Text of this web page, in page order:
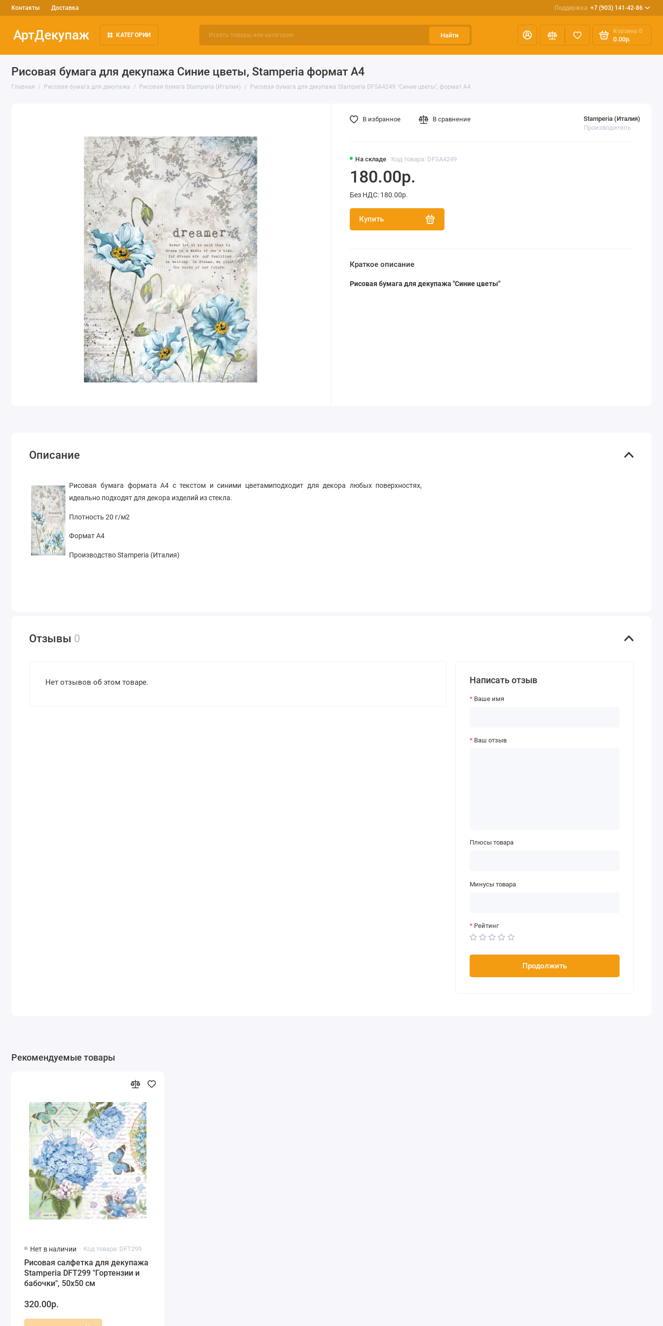
Контакты Доставка Поддержка +7 (903) 141-42-86
АртДекупаж КАТЕГОРИИ Найти
Корзина 0
0.00р.
Рисовая бумага для декупажа Синие цветы, Stamperia формат А4
Главная Рисовая бумага для декупажа Рисовая бумага Stamperia (Италия) Рисовая бумага для декупажа Stamperia DFSA4249 "Синие цветы", формат А4
На складе Код товара: DFSA4249
Stamperia (Италия)
Производитель
180.00р.
Без НДС: 180.00р.
Купить
В избранное В сравнение
Краткое описание
Рисовая бумага для декупажа "Синие цветы"
Описание
Рисовая бумага формата А4 с текстом и синими цветамиподходит для декора любых поверхностях,
идеально подходят для декора изделий из стекла.
Плотность 20 г/м2
Формат А4
Производство Stamperia (Италия)
Отзывы 0
Нет отзывов об этом товаре. Написать отзыв
Ваше имя
Ваш отзыв
Плюсы товара
Минусы товара
Рейтинг
Продолжить
Рекомендуемые товары
Нет в наличии Код товара: DFT299
Рисовая салфетка для декупажа
Stamperia DFT299 "Гортензии и
бабочки", 50х50 см
320.00р.